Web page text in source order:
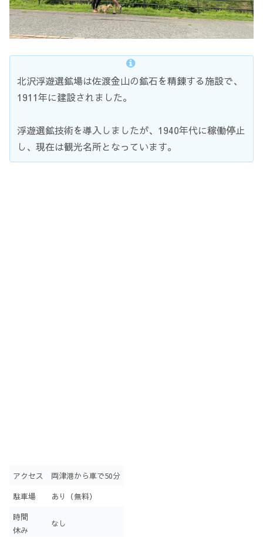
北沢浮遊選鉱場は佐渡金山の鉱石を精錬する施設で、
1911年に建設されました。
浮遊選鉱技術を導入しましたが、1940年代に稼働停止
し、現在は観光名所となっています。
アクセス 両津港から車で50分
駐車場 あり（無料）
時間
休み
なし